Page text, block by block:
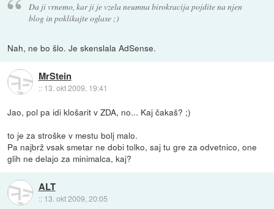
Da ji vrnemo, kar ji je vzela neumna birokracija pojdite na njen
blog in poklikajte oglase ;)
Nah, ne bo šlo. Je skenslala AdSense.
MrStein
:: 13. okt 2009, 19:41
Jao, pol pa idi klošarit v ZDA, no... Kaj čakaš? ;)
to je za stroške v mestu bolj malo.
Pa najbrž vsak smetar ne dobi tolko, saj tu gre za odvetnico, one
glih ne delajo za minimalca, kaj?
ALT
:: 13. okt 2009, 20:05